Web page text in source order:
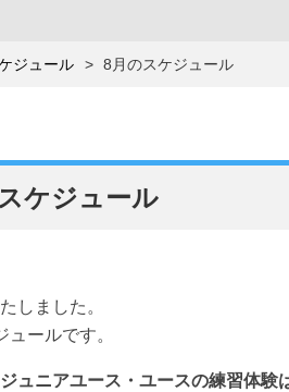
ジュール 8月のスケジュール
ケジュール
しました。
ュールです。
ュニアユース・ユースの練習体験